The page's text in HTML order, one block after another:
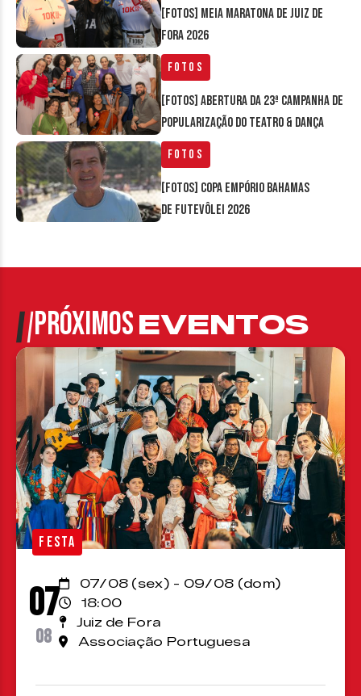
[FOTOS] Meia Maratona de Juiz de
Fora 2026
Fotos
[FOTOS] Abertura da 23ª Campanha de
Popularização do Teatro & Dança
Fotos
[FOTOS] Copa Empório Bahamas
de Futevôlei 2026
PRÓXIMOSEVENTOS
FESTA
07
08
07/08 (sex) - 09/08 (dom)
18:00
Juiz de Fora
Associação Portuguesa